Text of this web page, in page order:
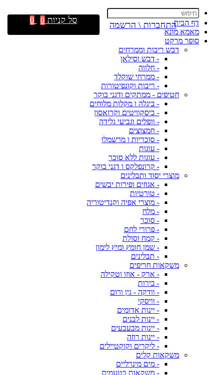
דף הבית
מאמא מונא
סופר מרקט
דבש ריבות וממרחים
- דבש וסילאן
- חלווה
- ממרחי שוקלד
- ריבות וקונפיטורות
חטיפים - ממתקים ודגני בוקר
- ביגלה ו מקלות מלוחים
- ביסקוויטים וקרואסון
- וופלים וגביעי גלידה
- חמצוצים
- סוכריות ו מרשמלו
- עוגות
- עוגות ללא סוכר
- קרונפלקס ו דגני בוקר
מוצרי יסוד ותבלינים
- אגוזים ופירות יבשים
- טורטיות
- מוצרי אפיה וקנדיטוריה
- מלח
- סוכר
- פרורי לחם
- קמח וסולת
- שמן חומץ ומיץ לימון
- תבלינים
משקאות חריפים
- ארק - אוזו וטקילה
- בירות
- וודקה - גין ורום
- וויסקי
- יינות אדומים
- יינות לבנים
- יינות מבעבעים
- יינות רוזה
- ליקרים וקוקטיילים
משקאות קלים
- מים מינרליים
- משקאות בטעמים
התחברות \ הרשמה סל קניות 0
0